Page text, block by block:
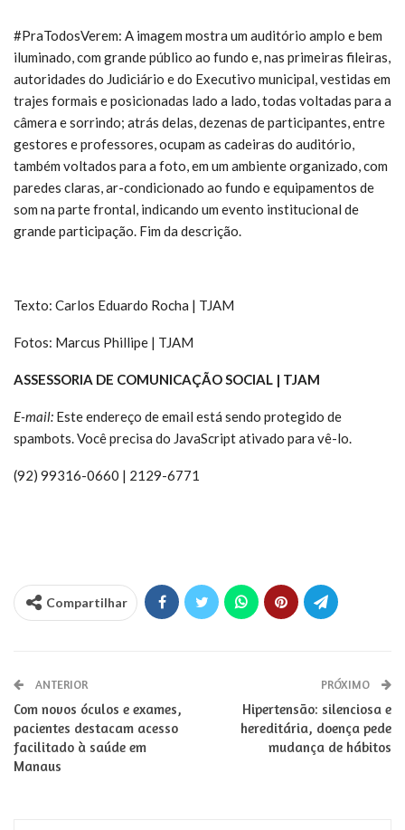
#PraTodosVerem: A imagem mostra um auditório amplo e bem
iluminado, com grande público ao fundo e, nas primeiras fileiras,
autoridades do Judiciário e do Executivo municipal, vestidas em
trajes formais e posicionadas lado a lado, todas voltadas para a
câmera e sorrindo; atrás delas, dezenas de participantes, entre
gestores e professores, ocupam as cadeiras do auditório,
também voltados para a foto, em um ambiente organizado, com
paredes claras, ar-condicionado ao fundo e equipamentos de
som na parte frontal, indicando um evento institucional de
grande participação. Fim da descrição.
Texto: Carlos Eduardo Rocha | TJAM
Fotos: Marcus Phillipe | TJAM
ASSESSORIA DE COMUNICAÇÃO SOCIAL | TJAM
E-mail: Este endereço de email está sendo protegido de
spambots. Você precisa do JavaScript ativado para vê-lo.
(92) 99316-0660 | 2129-6771
Compartilhar
ANTERIOR
Com novos óculos e exames,
pacientes destacam acesso
facilitado à saúde em
Manaus
PRÓXIMO
Hipertensão: silenciosa e
hereditária, doença pede
mudança de hábitos